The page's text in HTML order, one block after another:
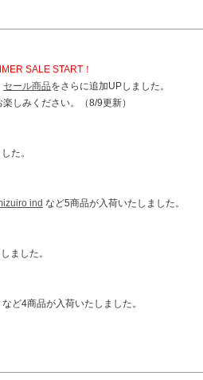
SALE START！
セール商品をさらに追加UPしました。
しみください。（8/9更新）
た。
ind など5商品が入荷いたしました。
ました。
ど4商品が入荷いたしました。
品が入荷いたしました。